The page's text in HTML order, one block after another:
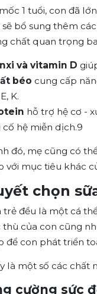
1 tuổi, con đã
sẽ bổ sung thêm
chất quan trọng
và vitamin D
béo cung cấp
K.
hỗ trợ hệ cơ -
cố hệ miễn dịch.9
đó, mẹ cũng có
với mục tiêu khác
chọn
trẻ đều là một cá
thù của con cũng
để con phát triển
là một số các chất
cường sức